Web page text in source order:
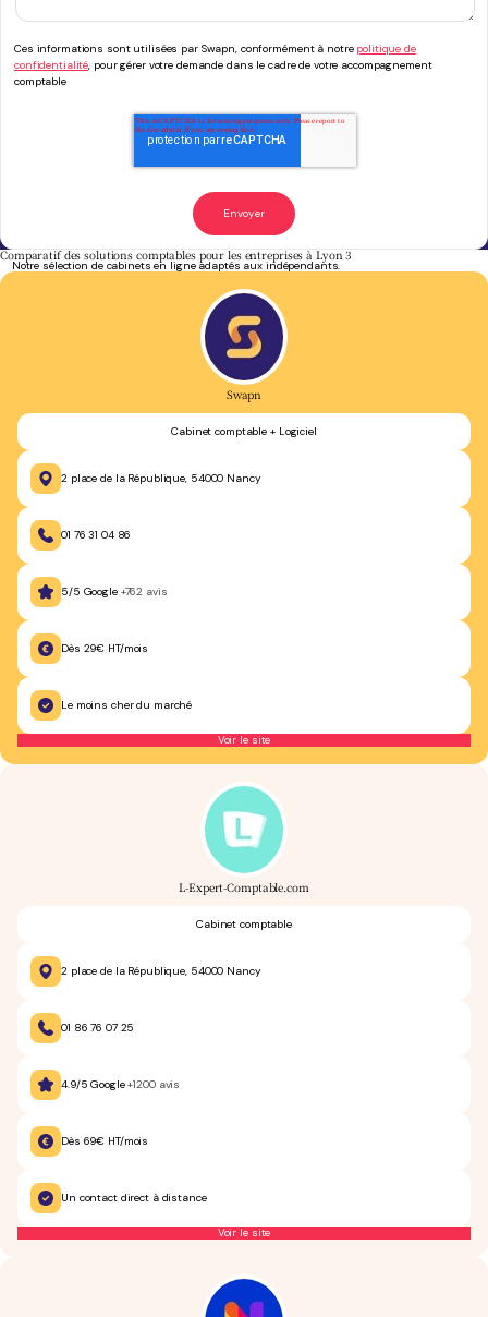
Ces informations sont utilisées par Swapn, conformément à notre politique de
confidentialité, pour gérer votre demande dans le cadre de votre accompagnement
comptable
Comparatif des solutions comptables pour les entreprises à Lyon 3
Notre sélection de cabinets en ligne adaptés aux indépendants.
Swapn
Cabinet comptable + Logiciel
2 place de la République, 54000 Nancy
01 76 31 04 86
5/5 Google +762 avis
Dès 29€ HT/mois
Le moins cher du marché
Voir le site
L-Expert-Comptable.com
Cabinet comptable
2 place de la République, 54000 Nancy
01 86 76 07 25
4.9/5 Google+1200 avis
Dès 69€ HT/mois
Un contact direct à distance
Voir le site